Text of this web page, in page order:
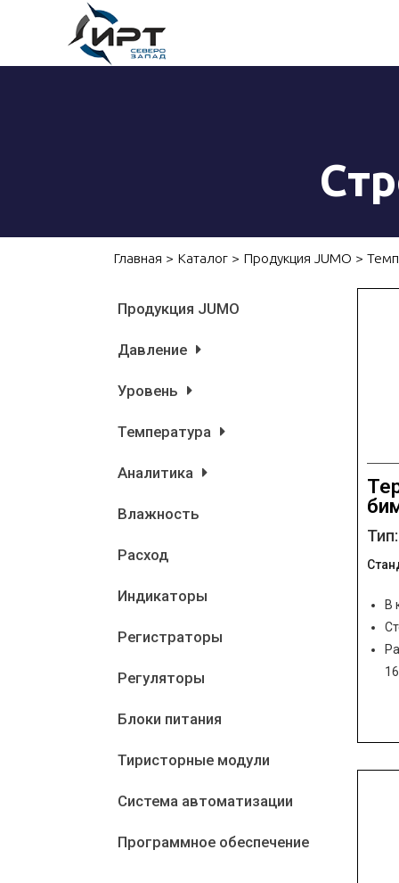
Главная > Каталог > Продукция JUMO >
Продукция JUMO
Давление
Уровень
Температура
Аналитика
Влажность
Расход
Индикаторы
Регистраторы
Регуляторы
Блоки питания
Тиристорные модули
Система автоматизации
Программное обеспечение
В